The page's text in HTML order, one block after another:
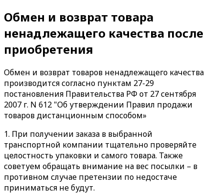
Обмен и возврат товара
ненадлежащего качества после
приобретения
Обмен и возврат товаров ненадлежащего качества
производится согласно пунктам 27-29
постановления Правительства РФ от 27 сентября
2007 г. N 612 "Об утверждении Правил продажи
товаров дистанционным способом»
1. При получении заказа в выбранной
транспортной компании тщательно проверяйте
целостность упаковки и самого товара. Также
советуем обращать внимание на вес посылки – в
противном случае претензии по недостаче
приниматься не будут.